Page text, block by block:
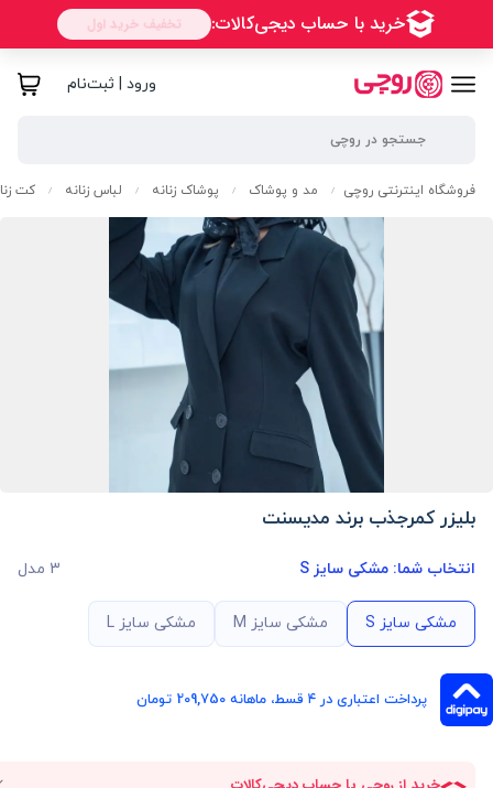
ورود | ثبت‌نام
فروشگاه اینترنتی روچی / مد و پوشاک / پوشاک زنانه / لباس زنانه / کت
بلیزر کمرجذب برند مدیسنت
انتخاب شما: مشکی سایز S 3 مدل
مشکی سایز S مشکی سایز M مشکی سایز L
پرداخت اعتباری در ۴ قسط، ماهانه 209,750 تومان